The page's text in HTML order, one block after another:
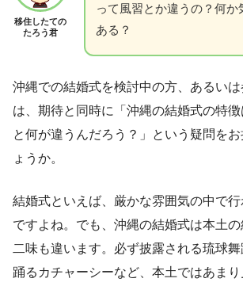
移住したての
たろう君
って風習とか違うの？何か
ある？
沖縄での結婚式を検討中の方、あるい
は、期待と同時に「沖縄の結婚式の特
と何が違うんだろう？」という疑問を
ょうか。
結婚式といえば、厳かな雰囲気の中で
ですよね。でも、沖縄の結婚式は本土
二味も違います。必ず披露される琉球
踊るカチャーシーなど、本土ではあま